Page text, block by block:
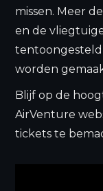
missen. Meer
en de
worden
Blijf op de
AirVenture
tickets te